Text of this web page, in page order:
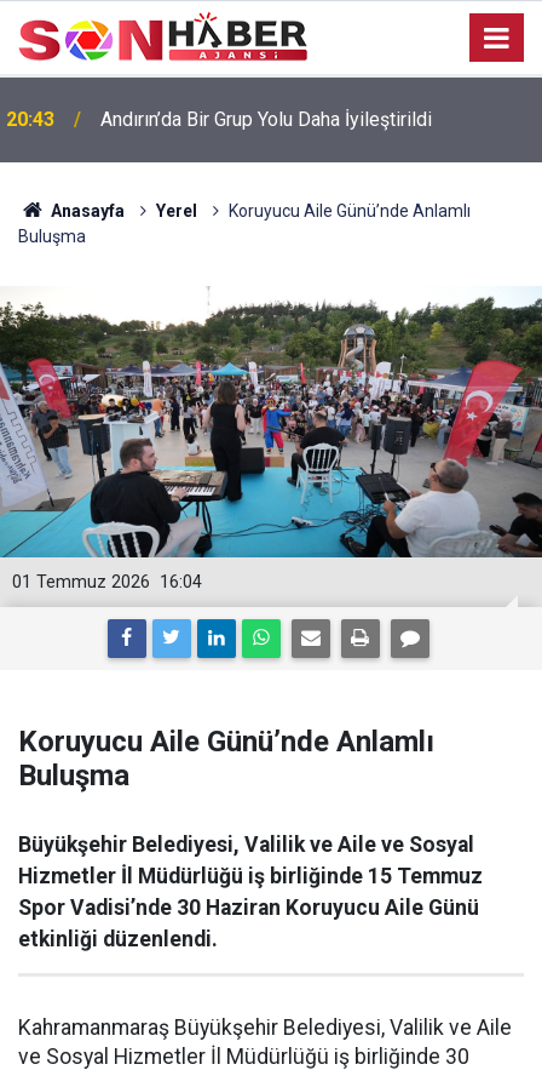
20:43 Andırın’da Bir Grup Yolu Daha İyileştirildi
Anasayfa Yerel
Koruyucu Aile Günü’nde Anlamlı
Buluşma
16:04
01 Temmuz 2026
Koruyucu Aile Günü’nde Anlamlı
Buluşma
Büyükşehir Belediyesi, Valilik ve Aile ve Sosyal
Hizmetler İl Müdürlüğü iş birliğinde 15 Temmuz
Spor Vadisi’nde 30 Haziran Koruyucu Aile Günü
etkinliği düzenlendi.
Kahramanmaraş Büyükşehir Belediyesi, Valilik ve Aile
ve Sosyal Hizmetler İl Müdürlüğü iş birliğinde 30